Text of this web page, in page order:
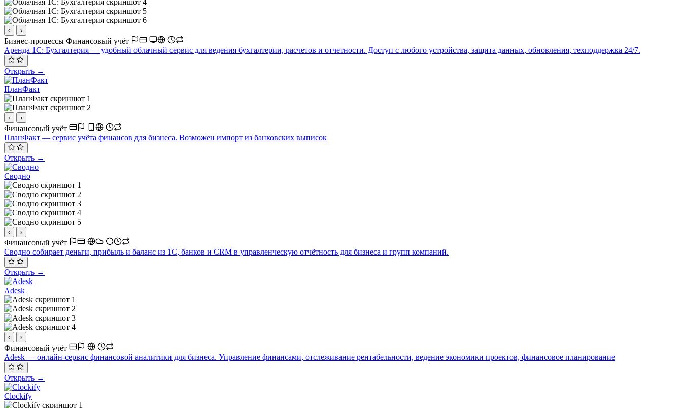
‹ ›
Бизнес-процессы Финансовый учёт
Аренда 1С: Бухгалтерия — удобный облачный сервис для ведения бухгалтерии, расчетов и отчетности. Доступ с любого устройства, защита данных, обновления, техподдержка 24/7.
Открыть →
ПланФакт
‹ ›
Финансовый учёт
ПланФакт — сервис учёта финансов для бизнеса. Возможен импорт из банковских выписок
Открыть →
Сводно
‹ ›
Финансовый учёт
Сводно собирает деньги, прибыль и баланс из 1С, банков и CRM в управленческую отчётность для бизнеса и групп компаний.
Открыть →
Adesk
‹ ›
Финансовый учёт
Adesk — онлайн-сервис финансовой аналитики для бизнеса. Управление финансами, отслеживание рентабельности, ведение экономики проектов, финансовое планирование
Открыть →
Clockify